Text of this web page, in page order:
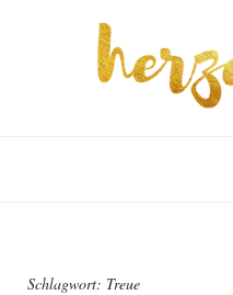
Schlagwort: Treue